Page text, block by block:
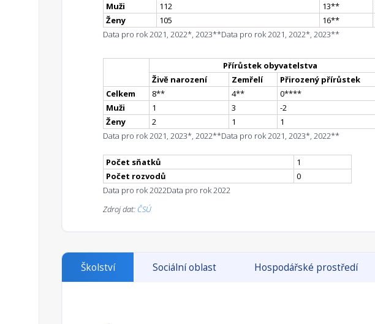
Muži
112 13**
Ženy
105 16**
Data pro rok 2021, 2022*, 2023**Data pro rok 2021, 2022*, 2023**
Přírůstek obyvatelstva
Živě narození Zemřelí Přirozený přírůstek
Celkem
8** 4** 0****
Muži
1 3 -2
Ženy
2 1 1
Data pro rok 2021, 2023*, 2022**Data pro rok 2021, 2023*, 2022**
Počet sňatků
1
Počet rozvodů
0
Data pro rok 2022Data pro rok 2022
Zdroj dat: ČSÚ
Školství Sociální oblast Hospodářské prostředí